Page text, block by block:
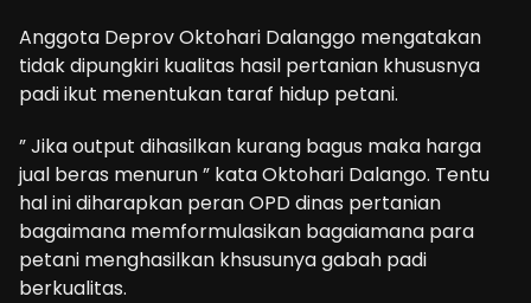
Anggota Deprov Oktohari Dalanggo mengatakan
tidak dipungkiri kualitas hasil pertanian khususnya
padi ikut menentukan taraf hidup petani.
” Jika output dihasilkan kurang bagus maka harga
jual beras menurun ” kata Oktohari Dalango. Tentu
hal ini diharapkan peran OPD dinas pertanian
bagaimana memformulasikan bagaiamana para
petani menghasilkan khsusunya gabah padi
berkualitas.